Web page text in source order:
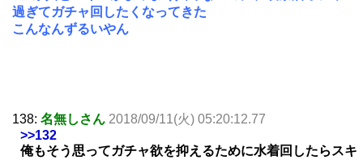
過ぎてガチャ回したくなってきた
こんなんずるいやん
138: 名無しさん 2018/09/11(火) 05:20:12.77
>>132
俺もそう思ってガチャ欲を抑えるために水着回したらスキ